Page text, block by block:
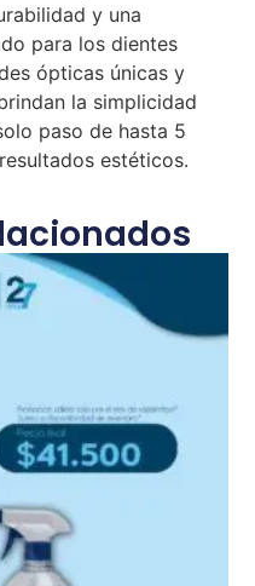
y una
para los dientes
ópticas únicas y
la simplicidad
paso de hasta 5
estéticos.